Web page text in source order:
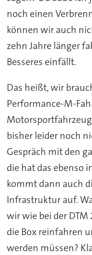
noch einen
können wir auch
zehn Jahre länger
Besseres einfällt.
Das heißt, wir
Performance-M-
bisher leider noch
Gespräch mit den
die hat das ebenso
kommt dann auch
Infrastruktur auf.
wir wie bei der DTM
die Box reinfahren
werden müssen?